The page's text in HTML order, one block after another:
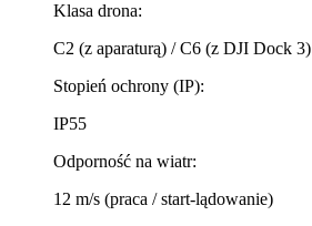
Klasa drona:
C2 (z aparaturą) / C6 (z DJI Dock 3)
Stopień ochrony (IP):
IP55
Odporność na wiatr:
12 m/s (praca / start-lądowanie)